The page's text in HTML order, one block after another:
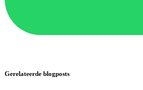
Gerelateerde blogposts